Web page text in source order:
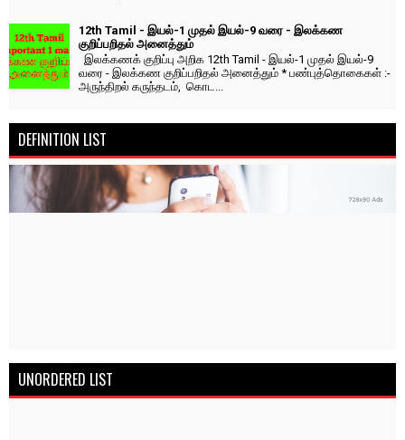
12th Tamil - இயல்-1 முதல் இயல்-9 வரை - இலக்கண
குறிப்பறிதல் அனைத்தும்
இலக்கணக் குறிப்பு அறிக 12th Tamil - இயல்-1 முதல் இயல்-9
வரை - இலக்கண குறிப்பறிதல் அனைத்தும் * பண்புத்தொகைகள் :-
அருந்திறல் கருந்தடம், கொட...
DEFINITION LIST
UNORDERED LIST